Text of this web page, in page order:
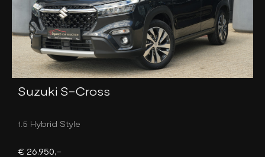
Suzuki S-Cross
1.5 Hybrid Style
€ 26.950,-